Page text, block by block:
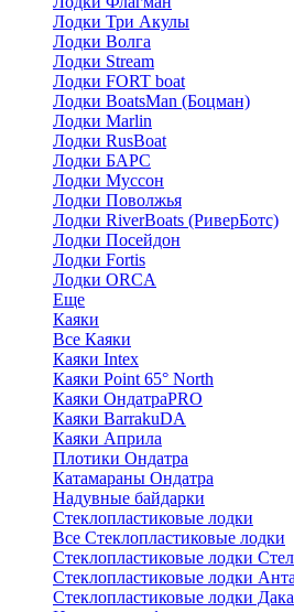
Лодки Три Акулы
Лодки Волга
Лодки Stream
Лодки FORT boat
Лодки BoatsMan (Боцман)
Лодки Marlin
Лодки RusBoat
Лодки БАРС
Лодки Муссон
Лодки Поволжья
Лодки RiverBoats (РиверБотс)
Лодки Посейдон
Лодки Fortis
Лодки ORCA
Еще
Каяки
Все Каяки
Каяки Intex
Каяки Point 65° North
Каяки ОндатраPRO
Каяки BarrakuDA
Каяки Априла
Плотики Ондатра
Катамараны Ондатра
Надувные байдарки
Стеклопластиковые лодки
Все Стеклопластиковые лодки
Стеклопластиковые лодки
Стеклопластиковые лодки
Стеклопластиковые лодки